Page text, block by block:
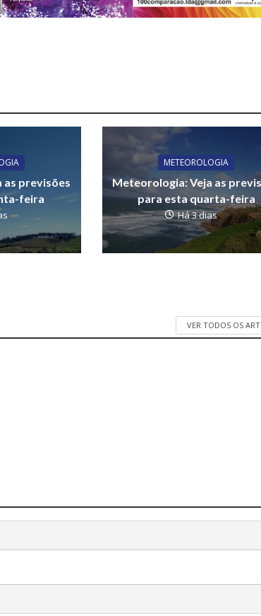
as previsões
feira
METEOROLOGIA
Meteorologia: Veja as
para esta quarta-feira
Há 3 dias
VER TODOS OS